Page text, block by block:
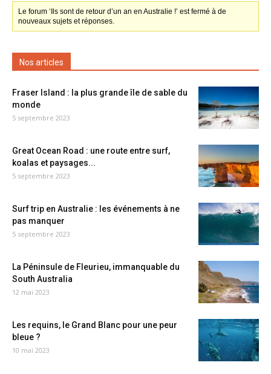
Le forum ‘Ils sont de retour d’un an en Australie !’ est fermé à de
nouveaux sujets et réponses.
Nos articles
Fraser Island : la plus grande île de sable du
monde
5 septembre 2023
Great Ocean Road : une route entre surf,
koalas et paysages...
5 septembre 2023
Surf trip en Australie : les événements à ne
pas manquer
5 septembre 2023
La Péninsule de Fleurieu, immanquable du
South Australia
12 mai 2023
Les requins, le Grand Blanc pour une peur
bleue ?
10 mai 2023